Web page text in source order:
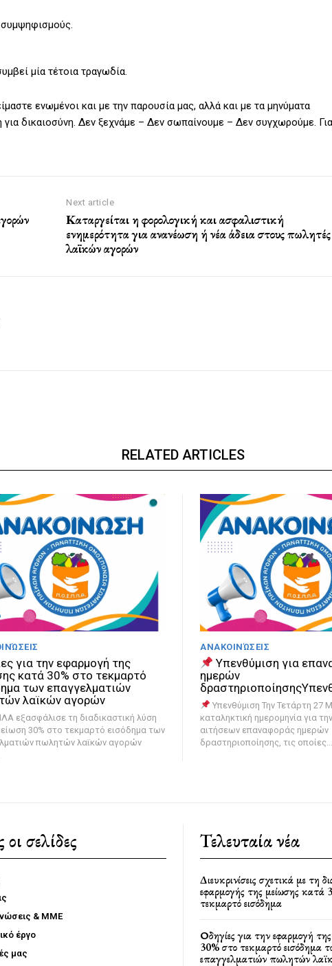
μία τέτοια τραγωδία.
ενωμένοι και με την παρουσία μας, αλλά και με τα μηνύματα
δικαιοσύνη. Δεν ξεχνάμε – Δεν σωπαίνουμε – Δεν συγχωρούμε. Για
Next article
Καταργείται η φορολογική και ασφαλιστική
ενημερότητα για ανανέωση ή νέα άδεια στους πωλητές
λαϊκών αγορών
RELATED ARTICLES
για την εφαρμογή της
κατά 30% στο τεκμαρτό
των επαγγελματιών
λαϊκών αγορών
εξασφάλισε τη διαδικαστική λύση
30% στο τεκμαρτό εισόδημα των
πωλητών λαϊκών αγορών
ΑΝΑΚΟΙΝΏΣΕΙΣ
Υπενθύμιση για
ημερών
Υπενθύμιση Την Τετάρτη 27 Μαΐου είναι η
καταληκτική ημερομηνία για
αιτήσεων επαναφοράς ημερών
δραστηριοποίησης, τις οποίες...
σελίδες
& ΜΜΕ
έργο
μας
Τελευταία νέα
Διευκρινίσεις σχετικά με τη
εφαρμογής της μείωσης κατά
τεκμαρτό εισόδημα
Οδηγίες για την εφαρμογή
30% στο τεκμαρτό εισόδημα
επαγγελματιών πωλητών